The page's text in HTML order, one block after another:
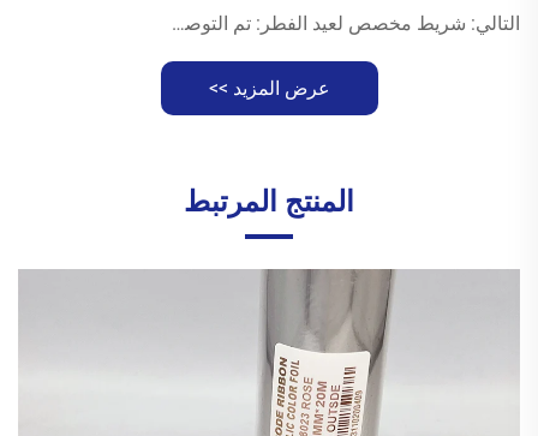
التالي: شريط مخصص لعيد الفطر: تم التوصيل خلال 3 ساعات
عرض المزيد >>
المنتج المرتبط